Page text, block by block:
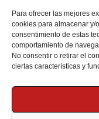
Para ofrecer las mejores
cookies para almacenar y/
consentimiento de estas
comportamiento de
No consentir o retirar el
ciertas características y